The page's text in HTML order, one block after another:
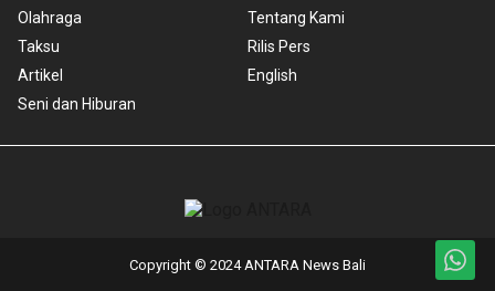
Olahraga
Taksu
Artikel
Seni dan Hiburan
Tentang Kami
Rilis Pers
English
Copyright © 2024 ANTARA News Bali